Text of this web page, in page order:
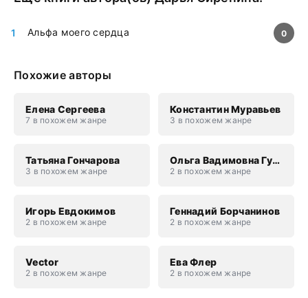
Альфа моего сердца 0
Похожие авторы
Елена Сергеева
7 в похожем жанре
Константин Муравьев
3 в похожем жанре
Татьяна Гончарова
3 в похожем жанре
Ольга Вадимовна Гусейнова
2 в похожем жанре
Игорь Евдокимов
2 в похожем жанре
Геннадий Борчанинов
2 в похожем жанре
Vector
2 в похожем жанре
Ева Флер
2 в похожем жанре